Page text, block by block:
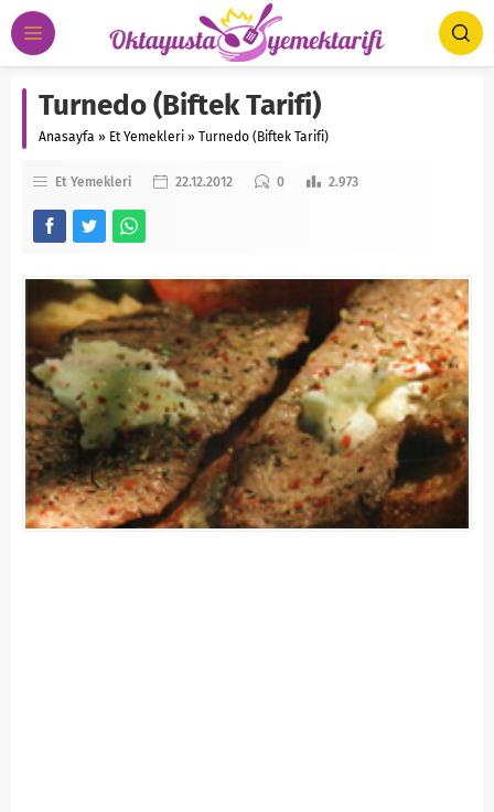
Turnedo (Biftek Tarifi)
Anasayfa » Et Yemekleri » Turnedo (Biftek Tarifi)
Et Yemekleri 22.12.2012 0 2.973